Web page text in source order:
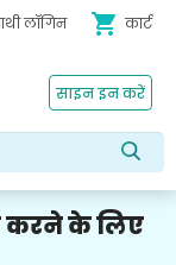
लॉगिन shopping_cart कार्ट
साइन इन करें
करने के लिए